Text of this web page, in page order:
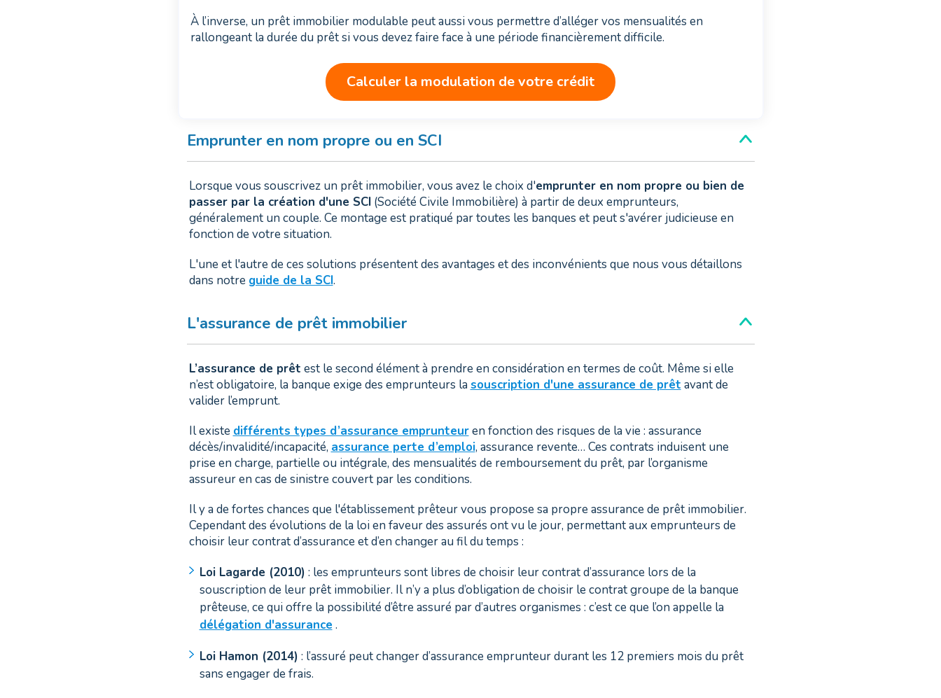
À l’inverse, un prêt immobilier modulable peut aussi vous permettre d’alléger vos mensualités en
rallongeant la durée du prêt si vous devez faire face à une période financièrement difficile.
Calculer la modulation de votre crédit
Emprunter en nom propre ou en SCI
Lorsque vous souscrivez un prêt immobilier, vous avez le choix d'emprunter en nom propre ou bien de
passer par la création d'une SCI(Société Civile Immobilière) à partir de deux emprunteurs,
généralement un couple. Ce montage est pratiqué par toutes les banques et peut s'avérer judicieuse en
fonction de votre situation.
L'une et l'autre de ces solutions présentent des avantages et des inconvénients que nous vous détaillons
dans notre guide de la SCI.
L'assurance de prêt immobilier
L’assurance de prêt est le second élément à prendre en considération en termes de coût. Même si elle
n’est obligatoire, la banque exige des emprunteurs la souscription d'une assurance de prêt avant de
valider l’emprunt.
Il existe différents types d’assurance emprunteuren fonction des risques de la vie : assurance
décès/invalidité/incapacité, assurance perte d’emploi, assurance revente… Ces contrats induisent une
prise en charge, partielle ou intégrale, des mensualités de remboursement du prêt, par l’organisme
assureur en cas de sinistre couvert par les conditions.
Il y a de fortes chances que l'établissement prêteur vous propose sa propre assurance de prêt immobilier.
Cependant des évolutions de la loi en faveur des assurés ont vu le jour, permettant aux emprunteurs de
choisir leur contrat d’assurance et d’en changer au fil du temps :
Loi Lagarde (2010) : les emprunteurs sont libres de choisir leur contrat d’assurance lors de la
souscription de leur prêt immobilier. Il n’y a plus d’obligation de choisir le contrat groupe de la banque
prêteuse, ce qui offre la possibilité d’être assuré par d’autres organismes : c’est ce que l’on appelle la
délégation d'assurance .
Loi Hamon (2014) : l’assuré peut changer d’assurance emprunteur durant les 12 premiers mois du prêt
sans engager de frais.